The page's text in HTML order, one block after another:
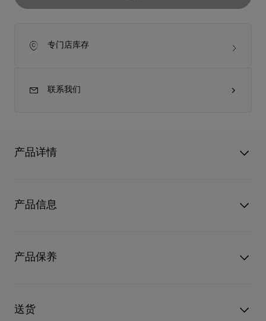
专门店库存
联系我们
产品详情
前框轮廓尽致演绎着红鞋底的造型灵感。金属镜圈凸显出醋酸纤
维前框的优雅，棕叶饰网为镜腿添增了一抹迷人的细节。镜框采
强佩戴的舒适和耐用性，还特别为 Christian Louboutin 系列眼镜
制作了独特的颜色。
前框轮廓惟妙惟肖地彰显 Louboutin 的标志性红鞋底形状。
产品信息
颜色
Black smoke
物料
醋酸纤维
产品保养
革产品需要深层清洁还是保养护理，我们也能为尽应所需，确保
您心仪的设计耐用经年。 请小心护理闪亮皮革产品，以免品质受
送货